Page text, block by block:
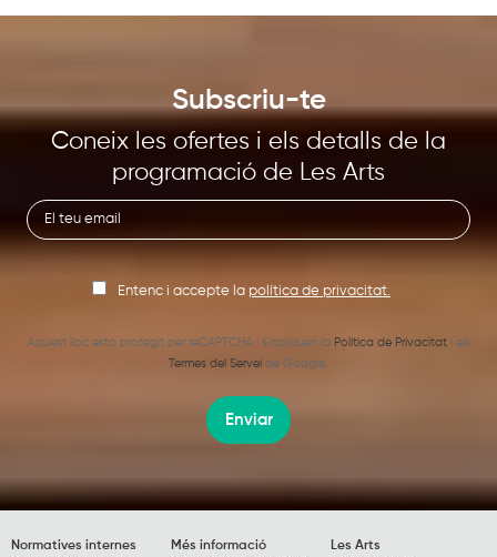
Subscriu-te
Coneix les ofertes i els detalls de la
programació de Les Arts
Entenc i accepte la política de privacitat.
Aquest lloc està protegit per reCAPTCHA i s’apliquen la Política de Privacitati els
Termes del Servei de Google.
Enviar
Normatives internes
Més informació
Les Arts